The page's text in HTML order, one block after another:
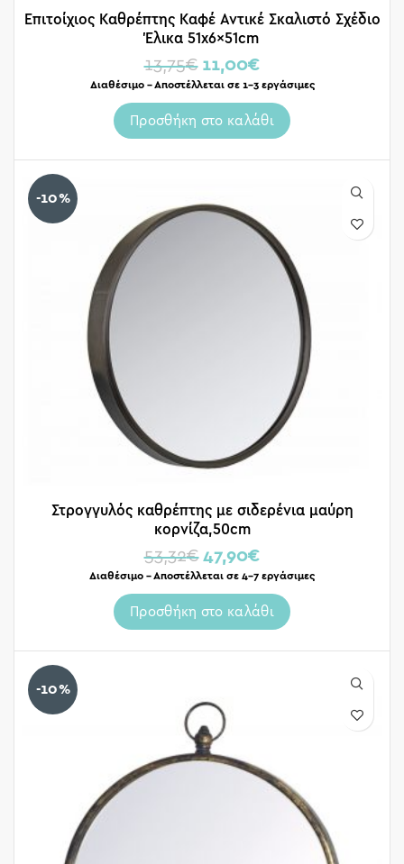
Επιτοίχιος Καθρέπτης Καφέ Αντικέ Σκαλιστό Σχέδιο
Έλικα 51x6x51cm
13,75€ 11,00€
Διαθέσιμο – Αποστέλλεται σε 1-3 εργάσιμες
Προσθήκη στο καλάθι
-10%
Στρογγυλός καθρέπτης με σιδερένια μαύρη
κορνίζα,50cm
53,32€ 47,90€
Διαθέσιμο – Αποστέλλεται σε 4-7 εργάσιμες
Προσθήκη στο καλάθι
-10%